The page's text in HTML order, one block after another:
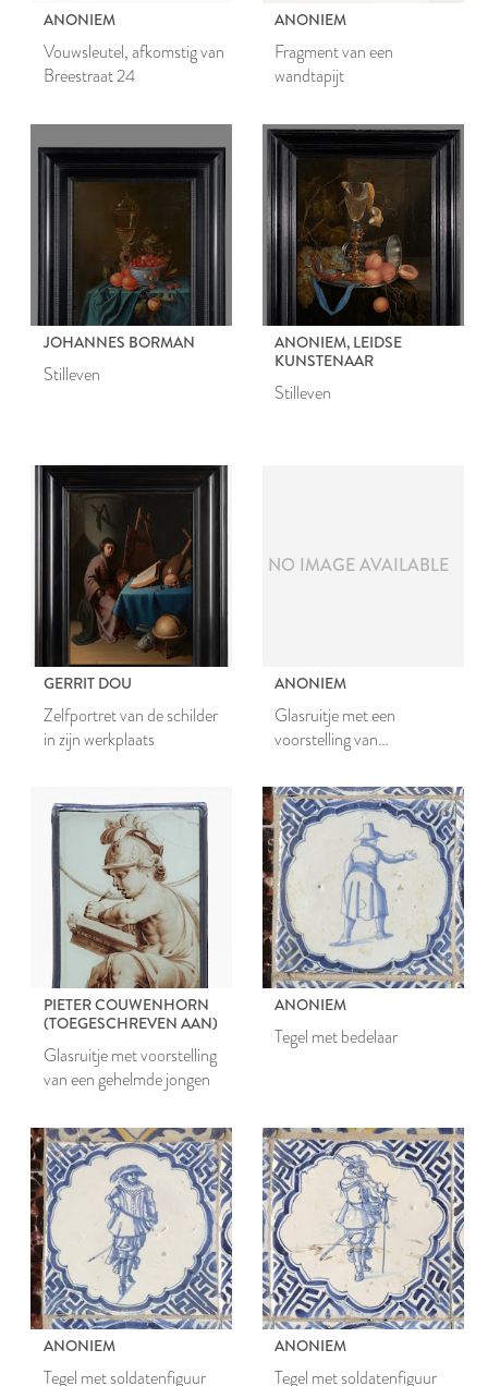
ANONIEM
Vouwsleutel, afkomstig van
Breestraat 24
ANONIEM
Fragment van een
wandtapijt
JOHANNES BORMAN
Stilleven
ANONIEM, LEIDSE
KUNSTENAAR
Stilleven
GERRIT DOU
Zelfportret van de schilder
in zijn werkplaats
NO IMAGE AVAILABLE
ANONIEM
Glasruitje met een
voorstelling van
PIETER COUWENHORN
(TOEGESCHREVEN AAN)
Glasruitje met voorstelling
van een gehelmde jongen
ANONIEM
Tegel met bedelaar
ANONIEM
Tegel met soldatenfiguur
ANONIEM
Tegel met soldatenfiguur